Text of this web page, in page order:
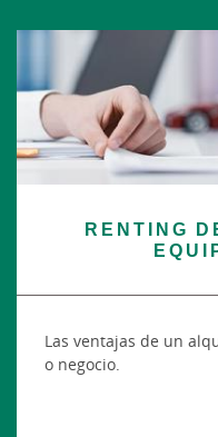
RENTING
Las ventajas de un
o negocio.